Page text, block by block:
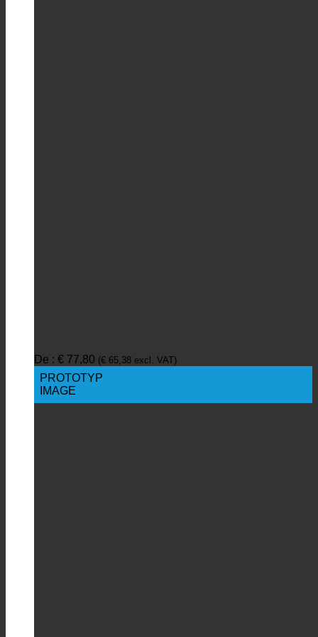
De : € 77,80 (€ 65,38 excl. VAT)
PROTOTYP
IMAGE